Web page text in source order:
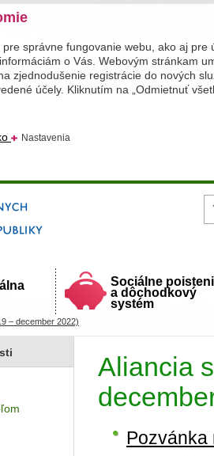
správne fungovanie webu, ako aj
o Vás. Webovým stránkam
zjednodušenie registrácie do nových
účely. Kliknutím na „Odmietnuť
Nastavenia
vecí a rodiny
Sociálne
a dôchodkový
systém
– december 2022)
Aliancia
Pozvánka